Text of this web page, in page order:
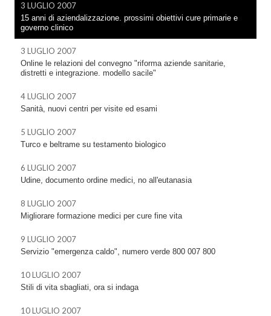
3 LUGLIO 2007
15 anni di aziendalizzazione. prossimi obiettivi cure primarie e
governo clinico
3 LUGLIO 2007
Online le relazioni del convegno "riforma aziende sanitarie,
distretti e integrazione. modello sacile"
4 LUGLIO 2007
Sanità, nuovi centri per visite ed esami
5 LUGLIO 2007
Turco e beltrame su testamento biologico
6 LUGLIO 2007
Udine, documento ordine medici, no all'eutanasia
8 LUGLIO 2007
Migliorare formazione medici per cure fine vita
9 LUGLIO 2007
Servizio "emergenza caldo", numero verde 800 007 800
10 LUGLIO 2007
Stili di vita sbagliati, ora si indaga
10 LUGLIO 2007